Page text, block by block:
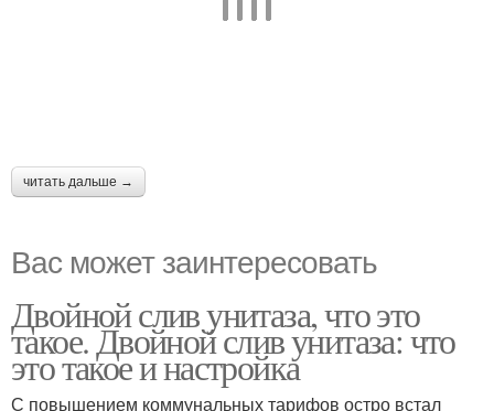
читать дальше →
Вас может заинтересовать
Двойной слив унитаза, что это
такое. Двойной слив унитаза: что
это такое и настройка
С повышением коммунальных тарифов остро встал